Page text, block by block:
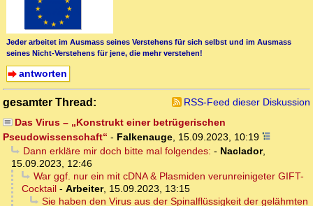
Jeder arbeitet im Ausmass seines Verstehens für sich selbst und im Ausmass
seines Nicht-Verstehens für jene, die mehr verstehen!
antworten
gesamter Thread:
RSS-Feed dieser Diskussion
Das Virus – „Konstrukt einer betrügerischen
Pseudowissenschaft“ - Falkenauge, 15.09.2023, 10:19
Dann erkläre mir doch bitte mal folgendes: - Naclador,
15.09.2023, 12:46
War ggf. nur ein mit cDNA & Plasmiden verunreinigeter GIFT-
Cocktail - Arbeiter, 15.09.2023, 13:15
Sie haben den Virus aus der Spinalflüssigkeit der gelähmten